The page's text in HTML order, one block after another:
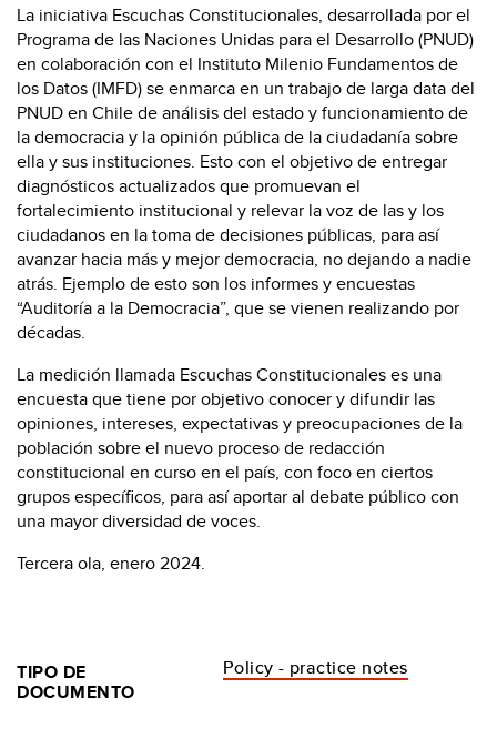
La iniciativa Escuchas Constitucionales, desarrollada por el
Programa de las Naciones Unidas para el Desarrollo (PNUD)
en colaboración con el Instituto Milenio Fundamentos de
los Datos (IMFD) se enmarca en un trabajo de larga data del
PNUD en Chile de análisis del estado y funcionamiento de
la democracia y la opinión pública de la ciudadanía sobre
ella y sus instituciones. Esto con el objetivo de entregar
diagnósticos actualizados que promuevan el
fortalecimiento institucional y relevar la voz de las y los
ciudadanos en la toma de decisiones públicas, para así
avanzar hacia más y mejor democracia, no dejando a nadie
atrás. Ejemplo de esto son los informes y encuestas
“Auditoría a la Democracia”, que se vienen realizando por
décadas.
La medición llamada Escuchas Constitucionales es una
encuesta que tiene por objetivo conocer y difundir las
opiniones, intereses, expectativas y preocupaciones de la
población sobre el nuevo proceso de redacción
constitucional en curso en el país, con foco en ciertos
grupos específicos, para así aportar al debate público con
una mayor diversidad de voces.
Tercera ola, enero 2024.
TIPO DE
DOCUMENTO
Policy - practice notes